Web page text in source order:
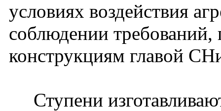
условиях воздействия
соблюдении
конструкциям главой
Ступени